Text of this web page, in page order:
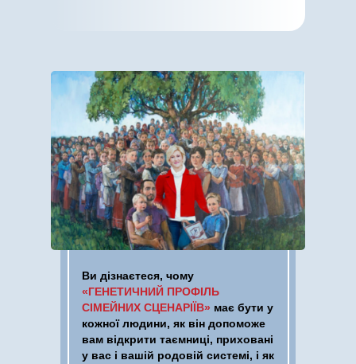
Ви дізнаєтеся, чому
«ГЕНЕТИЧНИЙ ПРОФІЛЬ
СІМЕЙНИХ СЦЕНАРІЇВ» має бути у
кожної людини, як він допоможе
вам відкрити таємниці, приховані
у вас і вашій родовій системі, і як